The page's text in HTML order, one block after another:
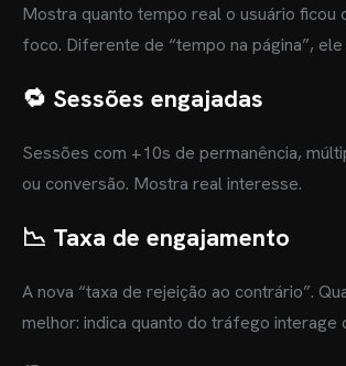
Mostra quanto tempo real o usuário ficou
foco. Diferente de “tempo na página”,
🔁 Sessões engajadas
Sessões com +10s de permanência,
ou conversão. Mostra real interesse.
📉 Taxa de engajamento
A nova “taxa de rejeição ao contrário”.
melhor: indica quanto do tráfego interage